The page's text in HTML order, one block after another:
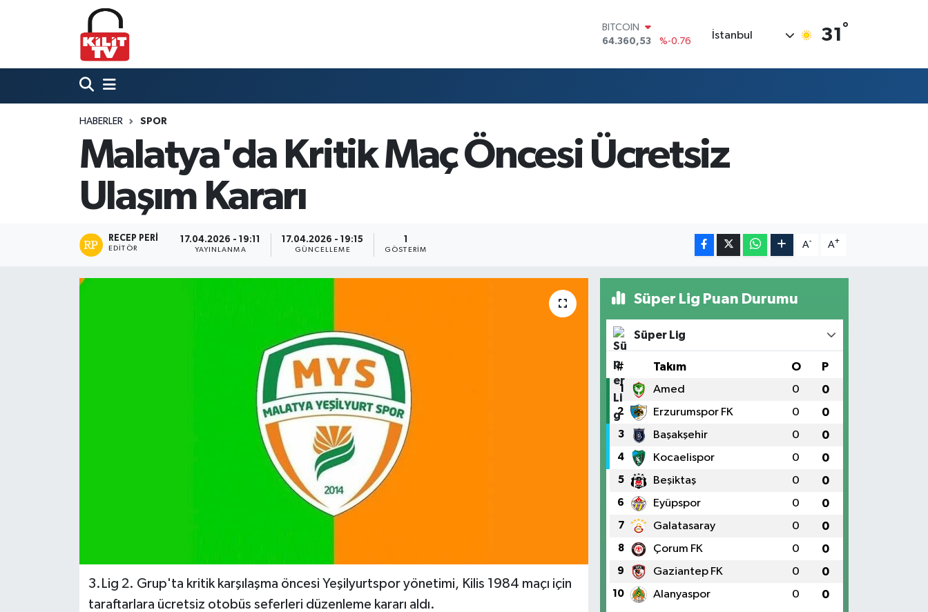
BITCOIN
64.360,53
%-0.76
47,7069
%0.17
GRAM ALTIN
6618.49
%2.12
BİST100
İstanbul 31 °
HABERLER SPOR
Malatya'da Kritik Maç Öncesi Ücretsiz
Ulaşım Kararı
RECEP PERI
EDITÖR
17.04.2026 - 19:11
YAYINLANMA
17.04.2026 - 19:15
GÜNCELLEME GÖSTERIM
A- A+
3.Lig 2. Grup'ta kritik karşılaşma öncesi Yeşilyurtspor yönetimi, Kilis 1984 maçı için
taraftarlara ücretsiz otobüs seferleri düzenleme kararı aldı.
Süper Lig Puan Durumu
Süper Lig
# Takım O P
1 Amed 0 0
2 Erzurumspor FK 0 0
3 Başakşehir 0 0
4 Kocaelispor 0 0
5 Beşiktaş 0 0
6 Eyüpspor 0 0
7 Galatasaray 0 0
8 Çorum FK 0 0
9 Gaziantep FK 0 0
10 Alanyaspor 0 0
Hava Durumu
Trafik Durumu
Süper Lig Puan Durumu ve Fikstür
Tüm Manşetler
Son Dakika Haberleri